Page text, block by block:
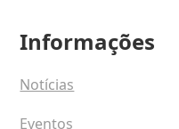
Informações
Notícias
Eventos